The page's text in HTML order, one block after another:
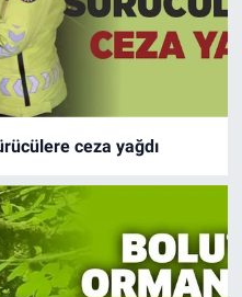
ceza yağdı